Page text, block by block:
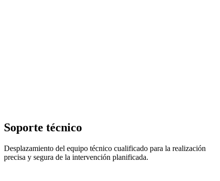
Soporte técnico
Desplazamiento del equipo técnico cualificado para la realización
precisa y segura de la intervención planificada.